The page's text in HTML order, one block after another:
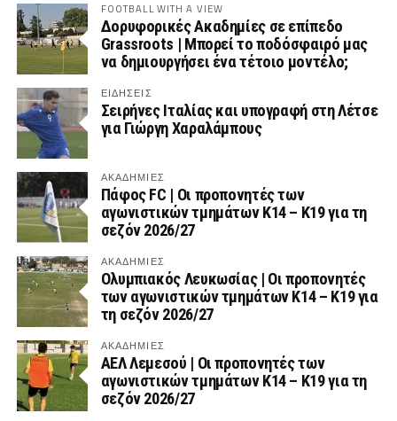
FOOTBALL WITH A VIEW
Δορυφορικές Ακαδημίες σε επίπεδο
Grassroots | Μπορεί το ποδόσφαιρό μας
να δημιουργήσει ένα τέτοιο μοντέλο;
ΕΙΔΗΣΕΙΣ
Σειρήνες Ιταλίας και υπογραφή στη Λέτσε
για Γιώργη Χαραλάμπους
ΑΚΑΔΗΜΙΕΣ
Πάφος FC | Οι προπονητές των
αγωνιστικών τμημάτων Κ14 – Κ19 για τη
σεζόν 2026/27
ΑΚΑΔΗΜΙΕΣ
Ολυμπιακός Λευκωσίας | Οι προπονητές
των αγωνιστικών τμημάτων Κ14 – Κ19 για
τη σεζόν 2026/27
ΑΚΑΔΗΜΙΕΣ
ΑΕΛ Λεμεσού | Οι προπονητές των
αγωνιστικών τμημάτων Κ14 – Κ19 για τη
σεζόν 2026/27